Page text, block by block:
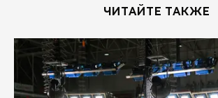
ЧИТАЙТЕ ТАКЖЕ